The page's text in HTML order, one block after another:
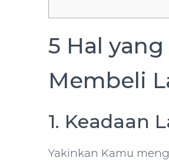
5 Hal
Membeli
1. Keadaan
Yakinkan Kamu